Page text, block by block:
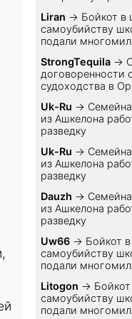
Liran → Бойкот в
самоубийству
подали
StrongTequila →
договоренности
судоходства в
Uk-Ru →
из Ашкелона
разведку
Uk-Ru →
из Ашкелона
разведку
Dauzh →
из Ашкелона
разведку
Uw66 → Бойкот
самоубийству
подали
Litogon →
самоубийству
подали